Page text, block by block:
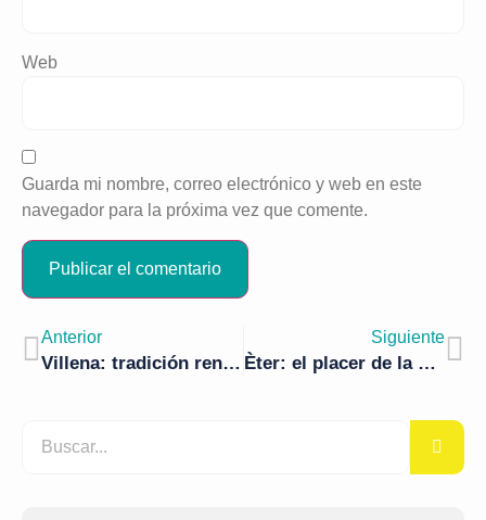
Web
Guarda mi nombre, correo electrónico y web en este
navegador para la próxima vez que comente.
Anterior
Villena: tradición renovada a los pies del Acueducto
Siguiente
Èter: el placer de la sala